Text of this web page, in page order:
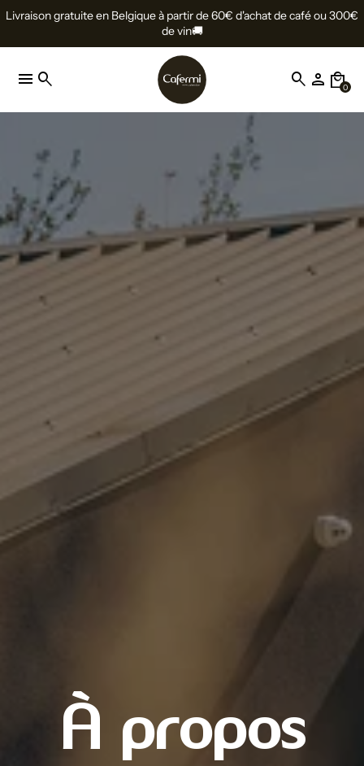
Livraison gratuite en Belgique à partir de 60€ d'achat de café ou 300€
de vin🚚
menu search search person local_mall
0
À propos